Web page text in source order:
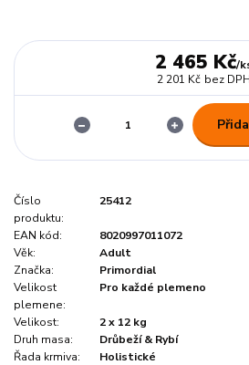
2 465 Kč/
2 201 Kč bez DPH
Číslo
produktu:
25412
EAN kód:
8020997011072
Věk:
Adult
Značka:
Primordial
Velikost
plemene:
Pro každé plemeno
Velikost:
2 x 12 kg
Druh masa:
Drůbeží & Rybí
Řada krmiva:
Holistické